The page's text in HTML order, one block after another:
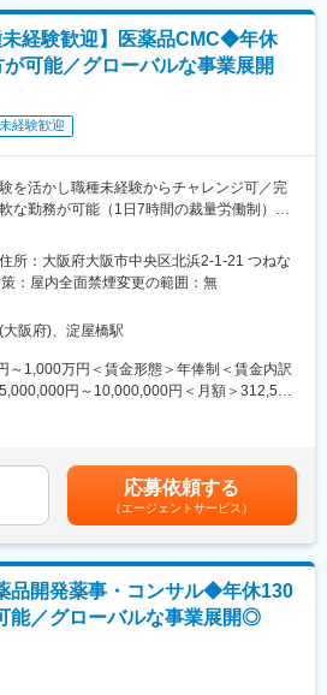
める業務
ストプラクティス診療の導入・従業員教育
実践
、施設(自宅含む)との連携強化
の企画、Web戦略立案、実行
コントロールの実践によるリテンションの
働き方改革の実践
、施設(自宅含む)との連携強化
、ICT導入による業務オペレーションの効率
を背景とした成長資金の提供
後継者の確保と体制構築
／社員数
323拠点
手当を含めた表記です。
未経験歓迎】医薬品CMC◆年休
可能／グローバルな事業展開
経験歓迎
活かし職種未経験からチャレンジ可／完
な勤務が可能（1日7時間の裁量労働制）／
ング会社◆◇
領域を中心に、コンサルティングおよび
務をお任せします。
・製造・試験に関する戦略立案から資料作
きます。
助言・企画の設定
に関する資料の評価・助言
資料の評価・助言
原薬等登録等
薬会社または外資系製薬会社がほとんどで
行うのではなく、現社員と共に分担し業務
す。
所：大阪府大阪市中央区北浜2-1-21 つねな
：屋内全面禁煙変更の範囲：無
阪府)、淀屋橋駅
～1,000万円＜賃金形態＞年俸制＜賃金内訳
円～10,000,000円＜月額＞312,500
2ヶ月分）賃金はあくまでも目安の金額であ
する可能性があります。月給(月額)は固定手
応募依頼する
（エージェントサービス）
品開発薬事・コンサル◆年休130
能／グローバルな事業展開◎